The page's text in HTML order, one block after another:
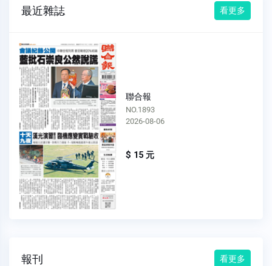
最近雜誌 看更多
聯合報
NO.1892
2026-08-05
$ 15 元
報刊 看更多